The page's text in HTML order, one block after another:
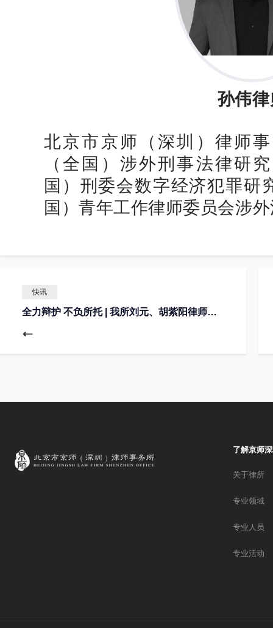
孙伟
北京市京师（深圳）律师
（全国）涉外刑事法律研
国）刑委会数字经济犯罪研
国）青年工作律师委员会涉
快讯
全力辩护 不负所托 | 我所刘元、胡紫阳律师为收藏品送拍涉嫌诈骗罪当事人成功取保并获赠锦旗
了解京师
关于律所
专业领域
专业人员
专业活动